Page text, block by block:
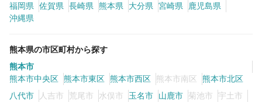
福岡県
佐賀県 長崎県 熊本県 大分県 宮崎県
鹿児島県
沖縄県
熊本県の市区町村から探す
熊本市
熊本市中央区 熊本市東区 熊本市西区 熊本市南区
熊本市北区
八代市
人吉市 荒尾市 水俣市 玉名市 山鹿市 菊池市
宇土市